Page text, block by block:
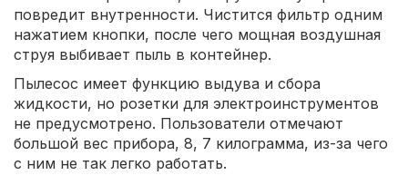
повредит внутренности. Чистится фильтр одним
нажатием кнопки, после чего мощная воздушная
струя выбивает пыль в контейнер.
Пылесос имеет функцию выдува и сбора
жидкости, но розетки для электроинструментов
не предусмотрено. Пользователи отмечают
большой вес прибора, 8, 7 килограмма, из-за чего
с ним не так легко работать.